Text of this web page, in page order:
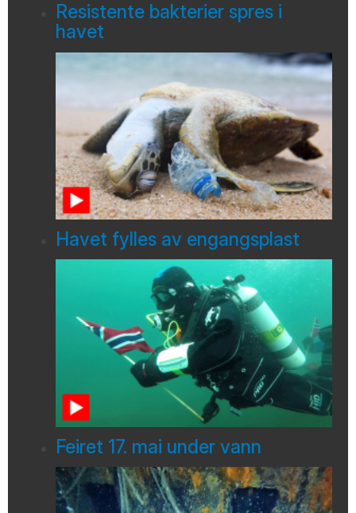
Resistente bakterier spres i
havet
Havet fylles av engangsplast
Feiret 17. mai under vann